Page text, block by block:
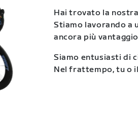
Hai trovato la
Stiamo lavorando a
ancora più
Siamo entusiasti di
Nel frattempo, tu o